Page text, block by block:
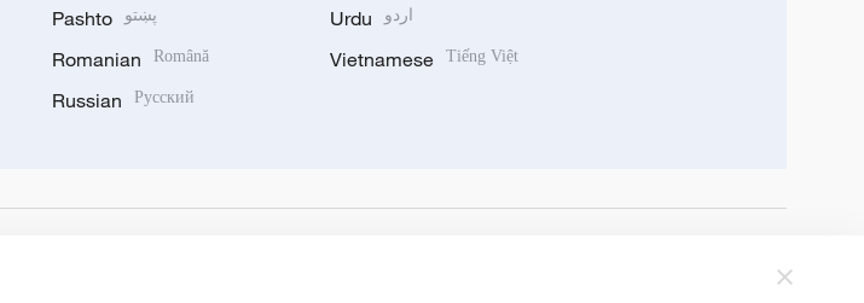
Pashto پښتو
Romanian Română
Russian Русский
Urdu اردو
Vietnamese Tiếng Việt